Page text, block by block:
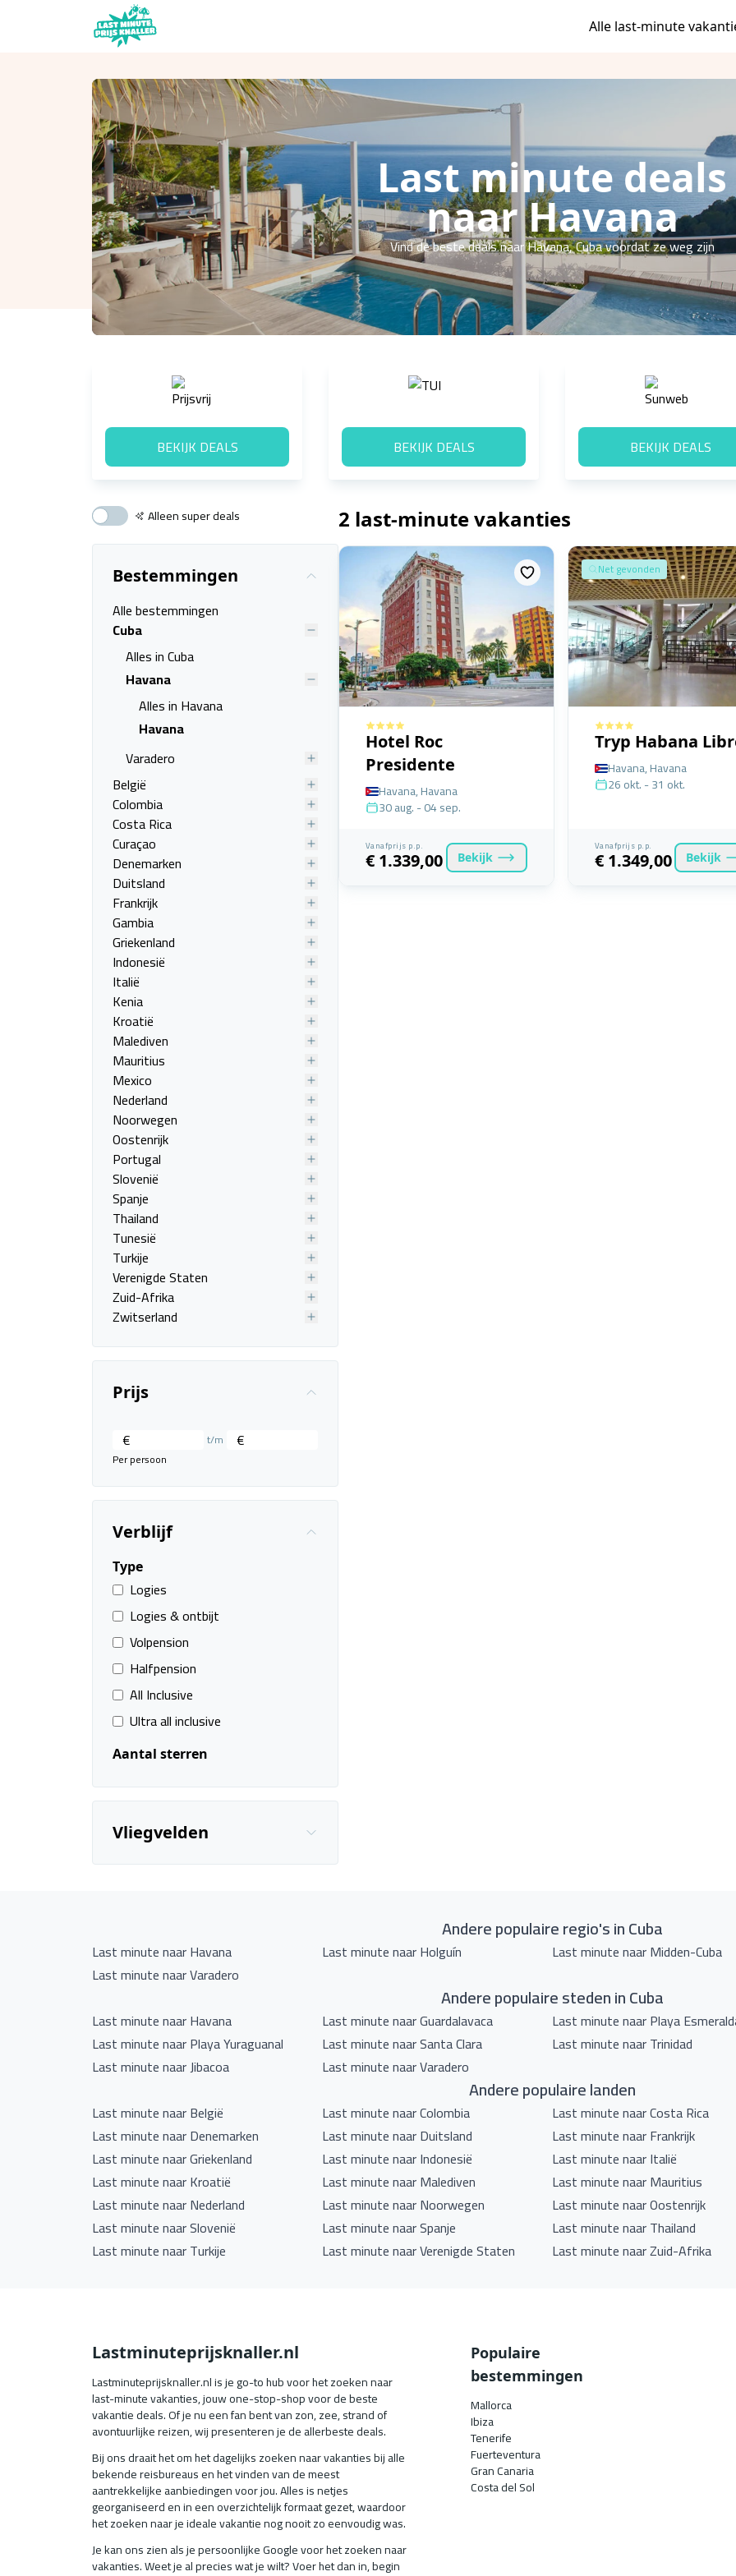
Alle last-minute
Last minute deals
naar Havana
Vind de beste deals naar Havana, Cuba voordat ze weg zijn
BEKIJK DEALS BEKIJK DEALS BEKIJK DEALS
Alleen super deals
Bestemmingen
Alle bestemmingen
België
Colombia
Costa Rica
Cuba
Alles in Cuba
Havana
Alles in Havana
Havana
Varadero
Curaçao
Denemarken
Duitsland
Frankrijk
Gambia
Griekenland
Indonesië
Italië
Kenia
Kroatië
Malediven
Mauritius
Mexico
Nederland
Noorwegen
Oostenrijk
Portugal
Slovenië
Spanje
Thailand
Tunesië
Turkije
Verenigde Staten
Zuid-Afrika
Zwitserland
Prijs
€ t/m €
Per persoon
Verblijf
Type
Logies
Logies & ontbijt
Volpension
Halfpension
All Inclusive
Ultra all inclusive
Aantal sterren
Vliegvelden
2 last-minute vakanties
Hotel Roc
Presidente
Havana, Havana
30 aug. - 04 sep.
Vanafprijs p.p.
€ 1.339,00 Bekijk
Net gevonden
Tryp Habana
Havana, Havana
26 okt. - 31 okt.
Vanafprijs p.p.
€ 1.349,00 Bekijk
Andere populaire regio's in Cuba
Last minute naar Havana Last minute naar Holguín
Last minute naar Midden-Cuba
Last minute naar Varadero
Andere populaire steden in Cuba
Last minute naar Havana Last minute naar Guardalavaca
Last minute naar Playa
Last minute naar Playa Yuraguanal
Last minute naar Santa Clara
Last minute naar Trinidad
Last minute naar Jibacoa
Last minute naar Varadero
Andere populaire landen
Last minute naar België Last minute naar Colombia
Last minute naar Costa Rica
Last minute naar Denemarken
Last minute naar Duitsland
Last minute naar Frankrijk
Last minute naar Griekenland
Last minute naar Indonesië
Last minute naar Italië
Last minute naar Kroatië
Last minute naar Malediven
Last minute naar Mauritius
Last minute naar Nederland
Last minute naar Noorwegen
Last minute naar Oostenrijk
Last minute naar Slovenië
Last minute naar Spanje
Last minute naar Thailand
Last minute naar Turkije
Last minute naar Verenigde Staten Last minute naar Zuid-Afrika
Lastminuteprijsknaller.nl
Lastminuteprijsknaller.nl is je go-to hub voor het zoeken naar
last-minute vakanties, jouw one-stop-shop voor de beste
vakantie deals. Of je nu een fan bent van zon, zee, strand of
avontuurlijke reizen, wij presenteren je de allerbeste deals.
Bij ons draait het om het dagelijks zoeken naar vakanties bij alle
bekende reisbureaus en het vinden van de meest
aantrekkelijke aanbiedingen voor jou. Alles is netjes
georganiseerd en in een overzichtelijk formaat gezet, waardoor
het zoeken naar je ideale vakantie nog nooit zo eenvoudig was.
Je kan ons zien als je persoonlijke Google voor het zoeken naar
vakanties. Weet je al precies wat je wilt? Voer het dan in, begin
Populaire
bestemmingen
Mallorca
Ibiza
Tenerife
Fuerteventura
Gran Canaria
Costa del Sol